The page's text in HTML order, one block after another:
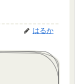
はるか